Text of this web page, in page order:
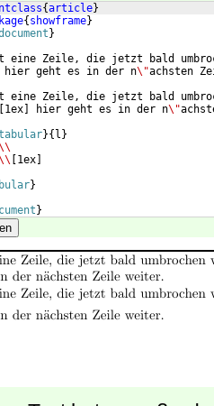
{article}
{showframe}
}
eine Zeile, die jetzt bald
hier geht es in der n\"achsten
eine Zeile, die jetzt bald
[1ex] hier geht es in der n\"
}{l }
[1ex]
}
}